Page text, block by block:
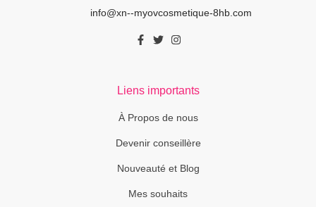
info@xn--myovcosmetique-8hb.com
Liens importants
À Propos de nous
Devenir conseillère
Nouveauté et Blog
Mes souhaits